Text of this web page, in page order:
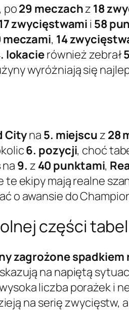
, po29 meczachz 18
zwycięstwami i 58
meczami, 14
lokacierównież zebrał
wyróżniają się
Cityna 5. miejscuz 28
6. pozycji, choć
na 9. z 40 punktami,
te ekipy mają realne
o awansie do
części
zagrożone
na napiętą
liczba porażek i
na serię zwycięstw,